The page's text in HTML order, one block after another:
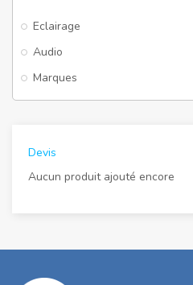
Eclairage
Audio
Marques
Devis
Aucun produit ajouté encore